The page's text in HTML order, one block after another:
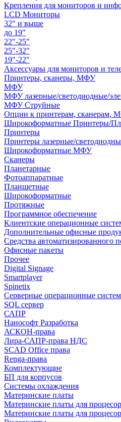
Крепления для мониторов и
LCD Мониторы
32" и выше
до 19"
22"-25"
25"-32"
19"-22"
Аксессуары для мониторов и
Принтеры, сканеры, МФУ
МФУ
МФУ лазерные/светодиодные/
МФУ Струйные
Опции к принтерам, сканерам,
Широкоформатные Принтеры/
Принтеры
Принтеры лазерные/
Широкоформатные МФУ
Сканеры
Планетарные
Фотоаппаратные
Планшетные
Широкоформатные
Протяжные
Программное обеспечение
Клиентские операционные
Дополнительные офисные
Средства автоматизированного
Офисные пакеты
Прочее
Digital Signage
Smartplayer
Spinetix
Серверные операционные
SQL сервер
САПР
Нанософт Разработка
АСКОН-права
Лира-САПР-права НДС
SCAD Office права
Renga-права
Комплектующие
БП для корпусов
Системы охлаждения
Материнские платы
Материнские платы для
Материнские платы для